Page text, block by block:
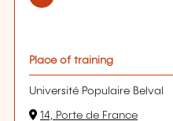
Place of training
Université Populaire Belval
14, Porte de France